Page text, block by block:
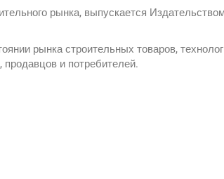
рынка, выпускается
рынка строительных товаров,
продавцов и потребителей.